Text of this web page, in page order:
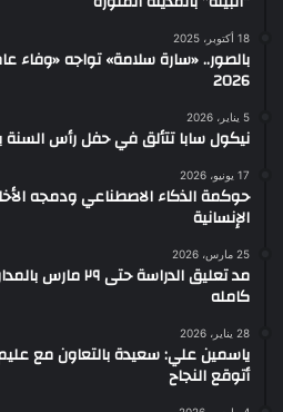
18 أكتوبر، 2025
بالصور.. «سارة سلامة» تواجه «وفاء
2026
5 يناير، 2026
نيكول سابا تتألق في حفل رأس السنة
17 يونيو، 2026
حوكمة الذكاء الاصطناعي ودمجه
الإنسانية
25 مارس، 2026
مد تعليق
كامله
28 يناير، 2026
ياسمين علي: سعيدة بالتعاون مع
أتوقع النجاح